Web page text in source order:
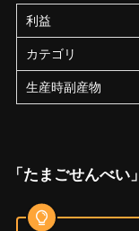
利益
カテゴリ
生産時副産物
「たまごせんべ